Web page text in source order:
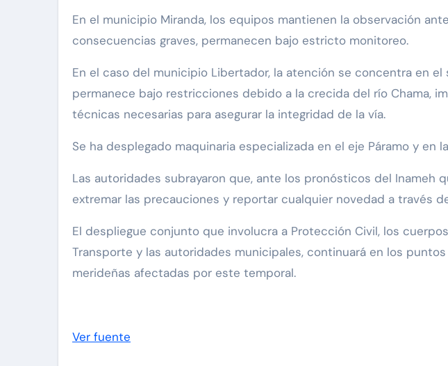
En el municipio Miranda, los equipos mantienen la observación
consecuencias graves, permanecen bajo estricto monitoreo.
En el caso del municipio Libertador, la atención se concentra en
permanece bajo restricciones debido a la crecida del río Chama,
técnicas necesarias para asegurar la integridad de la vía.
Se ha desplegado maquinaria especializada en el eje Páramo y
Las autoridades subrayaron que, ante los pronósticos del
extremar las precauciones y reportar cualquier novedad a través
El despliegue conjunto que involucra a Protección Civil, los
Transporte y las autoridades municipales, continuará en los
merideñas afectadas por este temporal.
Ver fuente